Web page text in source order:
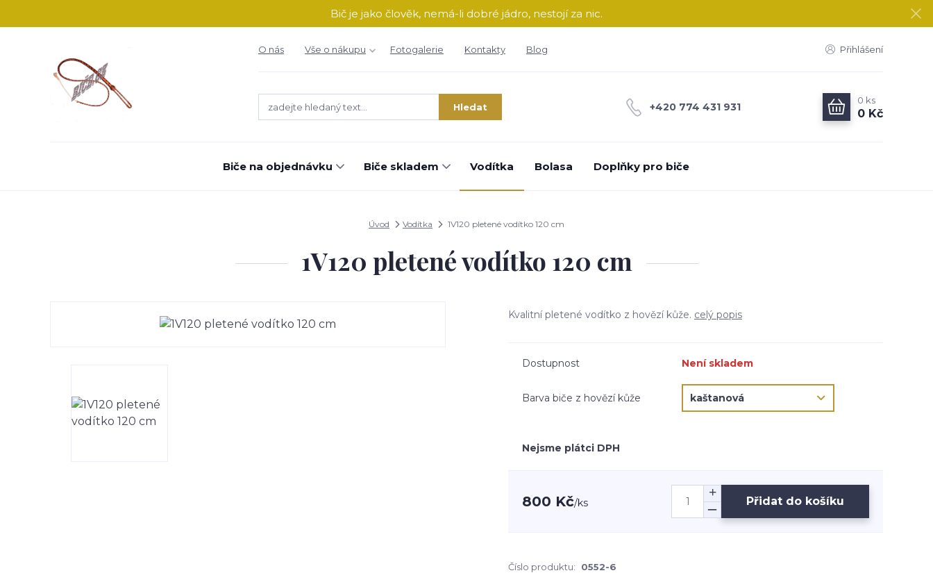
Bič je jako člověk, nemá-li dobré jádro, nestojí za nic.
O nás Vše o nákupu Fotogalerie Kontakty Blog Přihlášení
Hledat +420 774 431 931
0 ks
0 Kč
Biče na objednávku Biče skladem Vodítka Bolasa Doplňky pro biče
Úvod Vodítka 1V120 pletené vodítko 120 cm
1V120 pletené vodítko 120 cm
Kvalitní pletené vodítko z hovězí kůže. celý popis
Dostupnost Není skladem
Barva biče z hovězí kůže
Nejsme plátci DPH
800 Kč/ks Přidat do košíku
Číslo produktu: 0552-6